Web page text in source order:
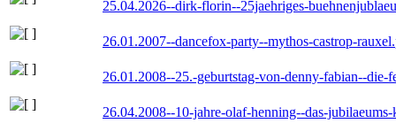
25.04.2026--dirk-florin--25jaehriges-
26.01.2007--dancefox-party--mythos-castrop-
26.01.2008--25.-geburtstag-von-denny-fabian--die-
26.04.2008--10-jahre-olaf-henning--das-